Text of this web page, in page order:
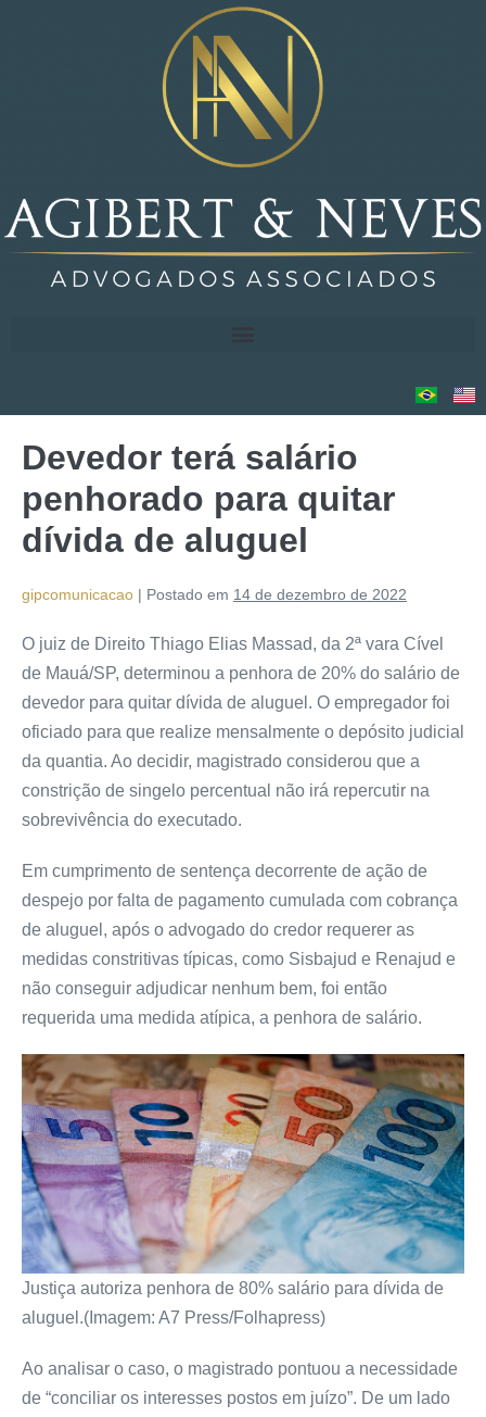
Devedor terá salário
penhorado para quitar
dívida de aluguel
gipcomunicacao | Postado em 14 de dezembro de 2022
O juiz de Direito Thiago Elias Massad, da 2ª vara Cível
de Mauá/SP, determinou a penhora de 20% do salário de
devedor para quitar dívida de aluguel. O empregador foi
oficiado para que realize mensalmente o depósito judicial
da quantia. Ao decidir, magistrado considerou que a
constrição de singelo percentual não irá repercutir na
sobrevivência do executado.
Em cumprimento de sentença decorrente de ação de
despejo por falta de pagamento cumulada com cobrança
de aluguel, após o advogado do credor requerer as
medidas constritivas típicas, como Sisbajud e Renajud e
não conseguir adjudicar nenhum bem, foi então
requerida uma medida atípica, a penhora de salário.
Justiça autoriza penhora de 80% salário para dívida de
aluguel.(Imagem: A7 Press/Folhapress)
Ao analisar o caso, o magistrado pontuou a necessidade
de “conciliar os interesses postos em juízo”. De um lado